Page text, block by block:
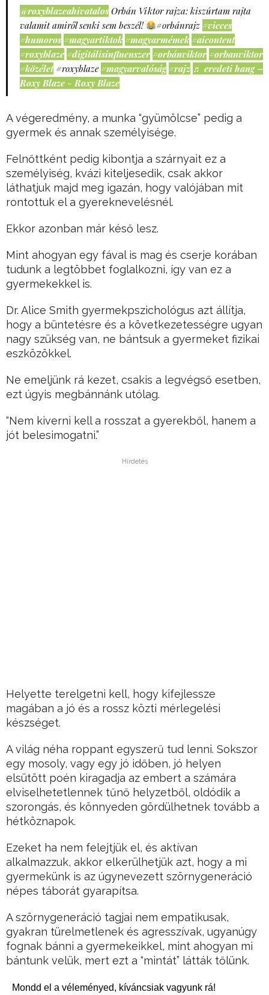
@roxyblazeahivatalos Orbán Viktor rajza: kiszúrtam rajta
valamit amiről senki sem beszél!
#orbánrajz #vicces
#humoros #magyartiktok #magyarmémek #aicontent
#roxyblaze #digitálisinfluenszer #orbánviktor #orbanviktor
#közélet #roxyblaze #magyarvalóság #rajz ♬ eredeti hang –
Roxy Blaze - Roxy Blaze
A végeredmény, a munka “gyümölcse” pedig a
gyermek és annak személyisége.
Felnőttként pedig kibontja a szárnyait ez a
személyiség, kvázi kiteljesedik, csak akkor
láthatjuk majd meg igazán, hogy valójában mit
rontottuk el a gyereknevelésnél.
Ekkor azonban már késő lesz.
Mint ahogyan egy fával is mag és cserje korában
tudunk a legtöbbet foglalkozni, így van ez a
gyermekekkel is.
Dr. Alice Smith gyermekpszichológus azt állítja,
hogy a büntetésre és a következetességre ugyan
nagy szükség van, ne bántsuk a gyermeket fizikai
eszközökkel.
Ne emeljünk rá kezet, csakis a legvégső esetben,
ezt úgyis megbánnánk utólag.
“Nem kiverni kell a rosszat a gyerekből, hanem a
jót belesimogatni.”
Hirdetés
Helyette terelgetni kell, hogy kifejlessze
magában a jó és a rossz közti mérlegelési
készséget.
A világ néha roppant egyszerű tud lenni. Sokszor
egy mosoly, vagy egy jó időben, jó helyen
elsütött poén kiragadja az embert a számára
elviselhetetlennek tűnő helyzetből, oldódik a
szorongás, és könnyeden gördülhetnek tovább a
hétköznapok.
Ezeket ha nem felejtjük el, és aktívan
alkalmazzuk, akkor elkerülhetjük azt, hogy a mi
gyermekünk is az úgynevezett szörnygeneráció
népes táborát gyarapítsa.
A szörnygeneráció tagjai nem empatikusak,
gyakran türelmetlenek és agresszívak, ugyanúgy
fognak bánni a gyermekeikkel, mint ahogyan mi
bántunk velük, mert ezt a “mintát” látták tőlünk.
Mondd el a véleményed, kíváncsiak vagyunk rá!